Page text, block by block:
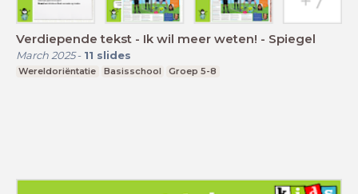
Verdiepende tekst - Ik wil meer weten! - Spiegel
March 2025- 11 slides
Wereldoriëntatie Basisschool Groep 5-8